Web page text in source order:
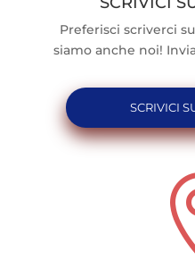
Preferisci scriverci
siamo anche noi!
SCRIVICI